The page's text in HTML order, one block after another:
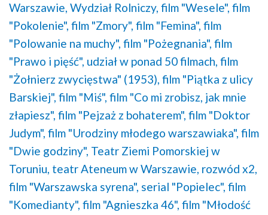
Warszawie, Wydział Rolniczy, film "Wesele", film
"Pokolenie", film "Zmory", film "Femina", film
"Polowanie na muchy", film "Pożegnania", film
"Prawo i pięść", udział w ponad 50 filmach, film
"Żołnierz zwycięstwa" (1953), film "Piątka z ulicy
Barskiej", film "Miś", film "Co mi zrobisz, jak mnie
złapiesz", film "Pejzaż z bohaterem", film "Doktor
Judym", film "Urodziny młodego warszawiaka", film
"Dwie godziny", Teatr Ziemi Pomorskiej w
Toruniu, teatr Ateneum w Warszawie, rozwód x2,
film "Warszawska syrena", serial "Popielec", film
"Komedianty", film "Agnieszka 46", film "Młodość